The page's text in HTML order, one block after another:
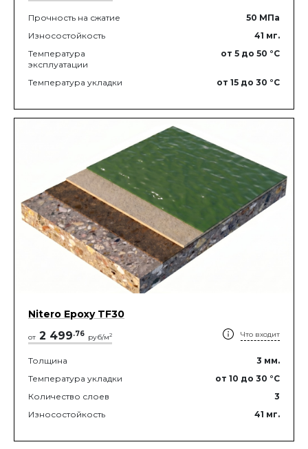
Прочность на сжатие 50 МПа
Износостойкость
41 мг.
Температура
эксплуатации
от 5 до 50 °C
Температура укладки от 15 до 30 °C
Nitero Epoxy TF30
от 2 499.76 руб/м2 Что входит
Толщина 3 мм.
Температура укладки
от 10 до 30 °C
Количество слоев
3
Износостойкость
41 мг.